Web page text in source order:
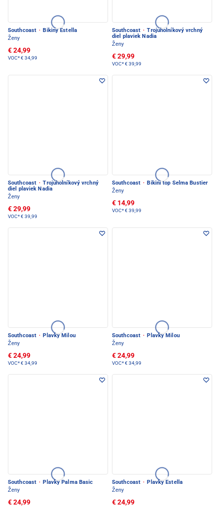
Southcoast · Bikiny Estella
Ženy
€ 24,99
VOC*€ 34,99
Southcoast · Trojuholníkový vrchný
diel plaviek Nadia
Ženy
€ 29,99
VOC*€ 39,99
Southcoast · Trojuholníkový vrchný
diel plaviek Nadia
Ženy
€ 29,99
VOC*€ 39,99
Southcoast · Bikini top Selma Bustier
Ženy
€ 14,99
VOC*€ 39,99
Southcoast · Plavky Milou
Ženy
€ 24,99
VOC*€ 34,99
Southcoast · Plavky Milou
Ženy
€ 24,99
VOC*€ 34,99
Southcoast · Plavky Palma Basic
Ženy
€ 24,99
Southcoast · Plavky Estella
Ženy
€ 24,99